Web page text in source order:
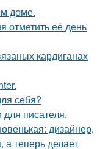
доме.
отметить её день
кардиганах
себя?
писателя.
дизайнер,
а теперь делает